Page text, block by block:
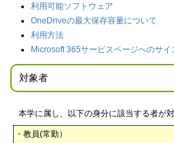
利用可能ソフトウェア
OneDriveの最大保存容量について
利用方法
Microsoft 365サービスページへのサイ
対象者
本学に属し、以下の身分に該当する者が対
・教員(常勤）